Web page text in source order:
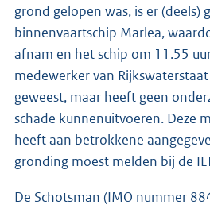
grond gelopen was, is er (deels)
binnenvaartschip Marlea,
afnam en het schip om 11.55
medewerker van
geweest, maar heeft geen
schade kunnenuitvoeren. Deze
heeft aan betrokkene
gronding moest melden bij de
De Schotsman (IMO nummer